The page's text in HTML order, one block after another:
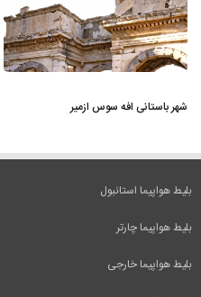
شهر باستانی افه سوس ازمیر
بلیط هواپیما استانبول
بلیط هواپیما چارتر
بلیط هواپیما خارجی